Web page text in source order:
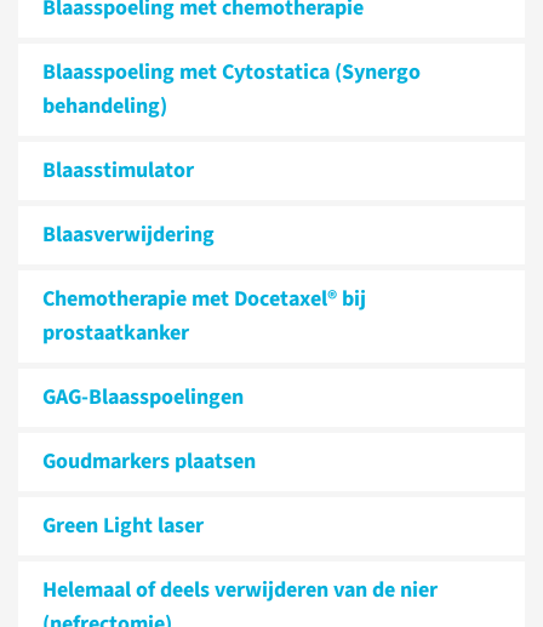
Blaasspoeling met chemotherapie
Blaasspoeling met Cytostatica (Synergo
behandeling)
Blaasstimulator
Blaasverwijdering
Chemotherapie met Docetaxel® bij
prostaatkanker
GAG-Blaasspoelingen
Goudmarkers plaatsen
Green Light laser
Helemaal of deels verwijderen van de nier